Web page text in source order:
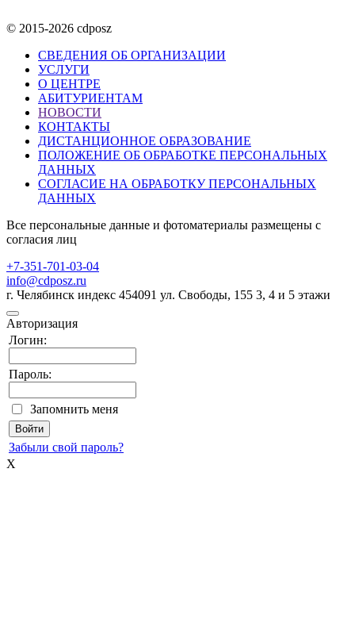
© 2015-2026 cdposz
СВЕДЕНИЯ ОБ ОРГАНИЗАЦИИ
УСЛУГИ
О ЦЕНТРЕ
АБИТУРИЕНТАМ
НОВОСТИ
КОНТАКТЫ
ДИСТАНЦИОННОЕ ОБРАЗОВАНИЕ
ПОЛОЖЕНИЕ ОБ ОБРАБОТКЕ ПЕРСОНАЛЬНЫХ
ДАННЫХ
СОГЛАСИЕ НА ОБРАБОТКУ ПЕРСОНАЛЬНЫХ
ДАННЫХ
Все персональные данные и фотоматериалы размещены с
согласия лиц
+7-351-701-03-04
info@cdposz.ru
г. Челябинск индекс 454091 ул. Свободы, 155 3, 4 и 5 этажи
Авторизация
Логин:
Пароль:
Запомнить меня
Забыли свой пароль?
X